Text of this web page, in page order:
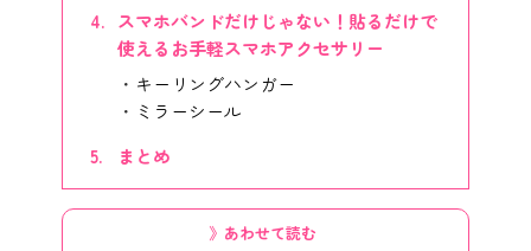
スマホバンドだけじゃない！貼るだけで
使えるお手軽スマホアクセサリー
キーリングハンガー
ミラーシール
まとめ
》あわせて読む